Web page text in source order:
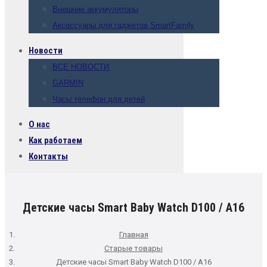
Внешние аккумуляторы
Аксессуары для гаджетов SmartFamily
Новости
ВСЕ НОВОСТИ
GARMIN
Часы телефон для детей
О нас
Как работаем
Контакты
Детские часы Smart Baby Watch D100 / A16
Главная
Старые товары
Детские часы Smart Baby Watch D100 / A16